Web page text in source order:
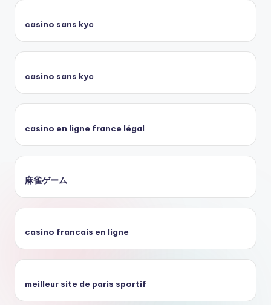
casino sans kyc
casino sans kyc
casino en ligne france légal
麻雀ゲーム
casino francais en ligne
meilleur site de paris sportif